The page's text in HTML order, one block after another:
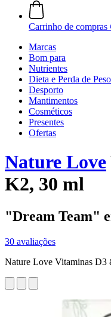
Carrinho de compras
Marcas
Bom para
Nutrientes
Dieta e Perda de Peso
Desporto
Mantimentos
Cosméticos
Presentes
Ofertas
Nature Love
K2, 30 ml
"Dream Team"
30 avaliações
Nature Love Vitaminas D3